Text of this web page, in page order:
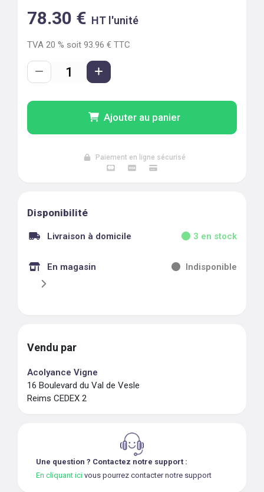
78.30 € HT l'unité
TVA 20 % soit 93.96 € TTC
Ajouter au panier
Paiement en ligne sécurisé
Disponibilité
Livraison à domicile 3 en stock
En magasin Indisponible
Vendu par
Acolyance Vigne
16 Boulevard du Val de Vesle
Reims CEDEX 2
Une question ? Contactez notre support :
En cliquant ici vous pourrez contacter notre support